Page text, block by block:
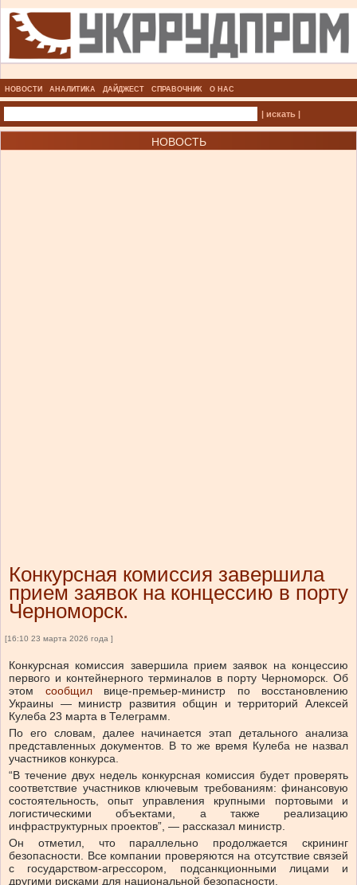
НОВОСТИ АНАЛИТИКА ДАЙДЖЕСТ СПРАВОЧНИК О НАС
| искать |
НОВОСТЬ
Конкурсная комиссия завершила
прием заявок на концессию в порту
Черноморск.
[16:10 23 марта 2026 года ]
Конкурсная комиссия завершила прием заявок на концессию
первого и контейнерного терминалов в порту Черноморск. Об
этом
сообщил
вице-премьер-министр по восстановлению
Украины — министр развития общин и территорий Алексей
Кулеба 23 марта в Телеграмм.
По его словам, далее начинается этап детального анализа
представленных документов. В то же время Кулеба не назвал
участников конкурса.
“В течение двух недель конкурсная комиссия будет проверять
соответствие участников ключевым требованиям: финансовую
состоятельность, опыт управления крупными портовыми и
логистическими объектами, а также реализацию
инфраструктурных проектов”, — рассказал министр.
Он отметил, что параллельно продолжается скрининг
безопасности. Все компании проверяются на отсутствие связей
с государством-агрессором, подсанкционными лицами и
другими рисками для национальной безопасности.